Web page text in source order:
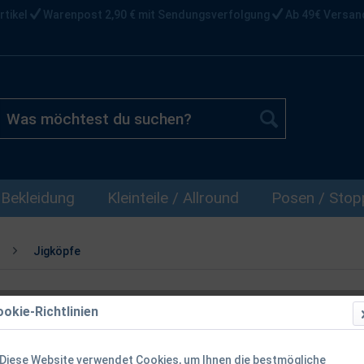
Warenpost 2,90 € mit Sendungsverfolgung Ab 49€
Bekleidung Kleinteile / Allround Posen /
Jigköpfe
SPRO
Bottom
Richtlinien
Diese Website verwendet Cookies, um Ihnen die bestmögliche